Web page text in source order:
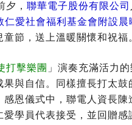
夕， 聯華電子股份有限公司
仁愛社會福利基金會附設晨
節，送上溫暖關懷和祝福
打擊樂團 」演奏充滿活力
與自信。同樣擅長打太
恩儀式中，聯電人資長
愛學員代表接受，並回贈